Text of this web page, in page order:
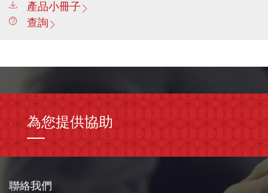
產品小冊子
查詢
為您提供協助
聯絡我們